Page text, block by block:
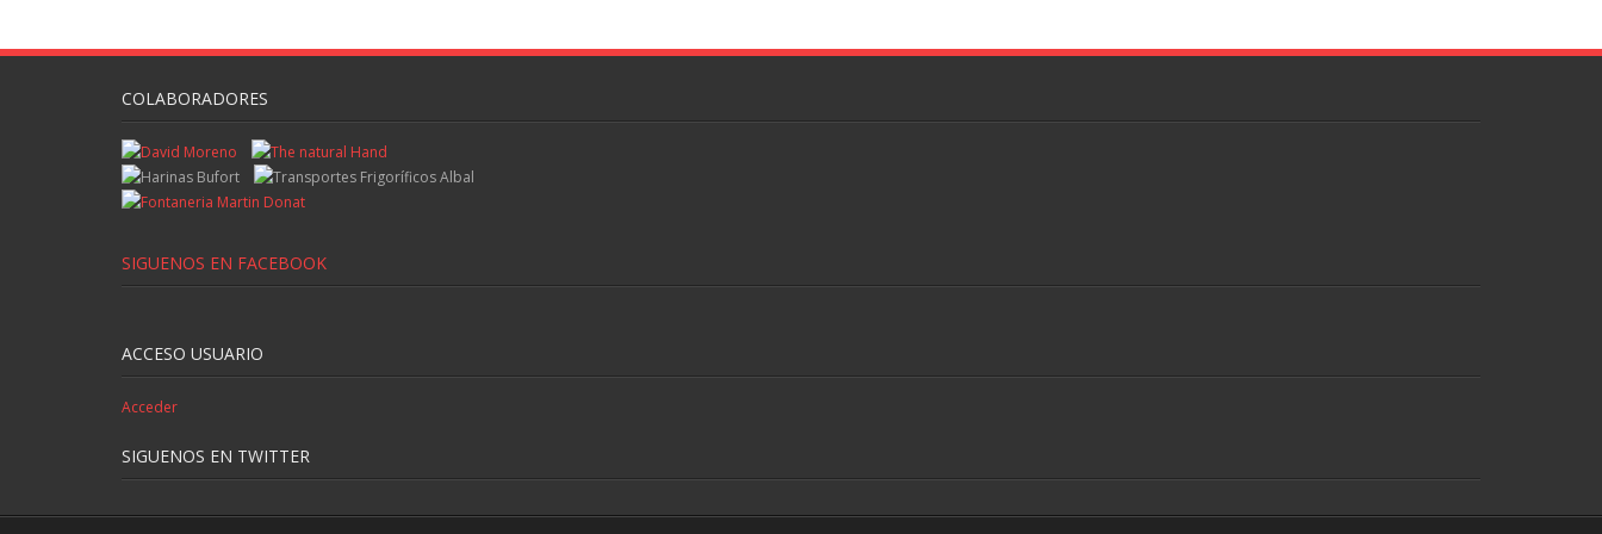
COLABORADORES
SIGUENOS EN FACEBOOK
ACCESO USUARIO
Acceder
SIGUENOS EN TWITTER